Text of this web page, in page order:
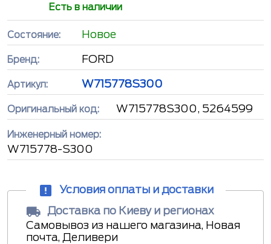
Есть в наличии
Состояние: Новое
Бренд: FORD
Артикул: W715778S300
Оригинальный код: W715778S300, 5264599
Инженерный номер:
W715778-S300
Условия оплаты и доставки
Доставка по Киеву и регионах
Самовывоз из нашего магазина, Новая
почта, Деливери